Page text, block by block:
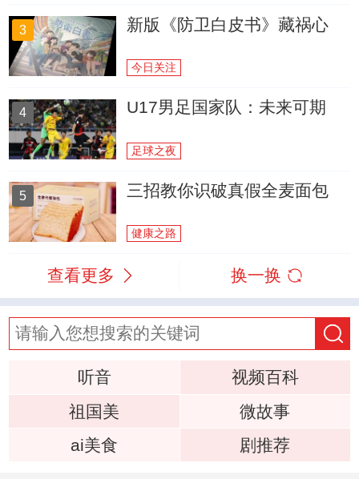
3 新版《防卫白皮书》藏祸心
今日关注
4 U17男足国家队：未来可期
足球之夜
5 三招教你识破真假全麦面包
健康之路
查看更多 换一换
听音
视频百科
祖国美
微故事
ai美食
剧推荐